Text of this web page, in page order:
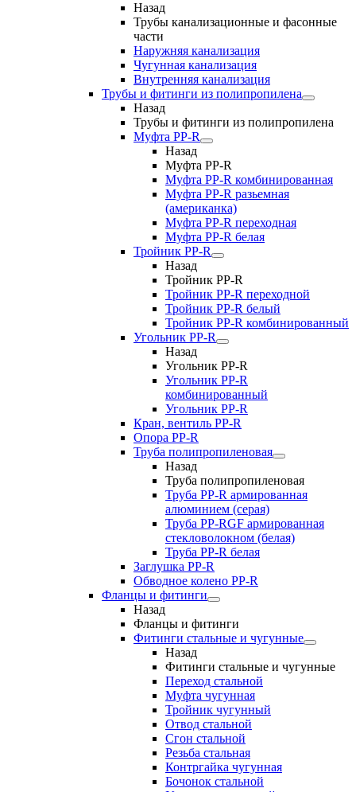
Назад
Трубы канализационные и фасонные
части
Наружняя канализация
Чугунная канализация
Внутренняя канализация
Трубы и фитинги из полипропилена
Назад
Трубы и фитинги из полипропилена
Муфта PP-R
Назад
Муфта PP-R
Муфта РР-R комбинированная
Муфта РР-R разьемная
(американка)
Муфта РР-R переходная
Муфта РР-R белая
Тройник PP-R
Назад
Тройник PP-R
Тройник РР-R переходной
Тройник РР-R белый
Тройник РР-R комбинированный
Угольник PP-R
Назад
Угольник PP-R
Угольник РР-R
комбинированный
Угольник РР-R
Кран, вентиль PP-R
Опора PP-R
Труба полипропиленовая
Назад
Труба полипропиленовая
Труба PP-R армированная
алюминием (серая)
Труба PP-RGF армированная
стекловолокном (белая)
Труба РР-R белая
Заглушка PP-R
Обводное колено PP-R
Фланцы и фитинги
Назад
Фланцы и фитинги
Фитинги стальные и чугунные
Назад
Фитинги стальные и чугунные
Переход стальной
Муфта чугунная
Тройник чугунный
Отвод стальной
Сгон стальной
Резьба стальная
Контргайка чугунная
Бочонок стальной